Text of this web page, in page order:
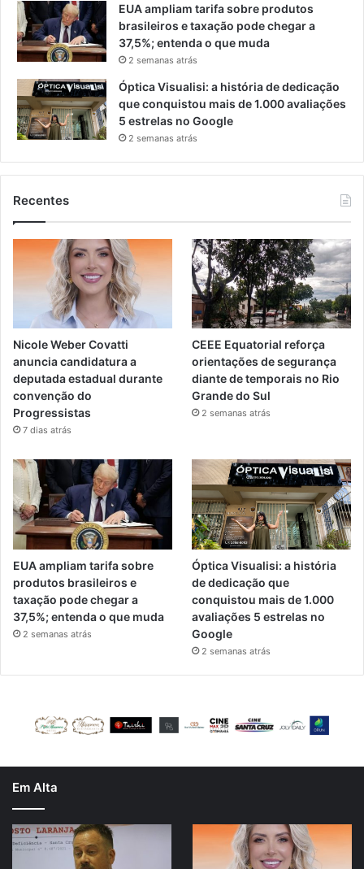
EUA ampliam tarifa sobre produtos
brasileiros e taxação pode chegar a
37,5%; entenda o que muda
2 semanas atrás
Óptica Visualisi: a história de dedicação
que conquistou mais de 1.000 avaliações
5 estrelas no Google
2 semanas atrás
Recentes
Nicole Weber Covatti
anuncia candidatura a
deputada estadual durante
convenção do
Progressistas
7 dias atrás
CEEE Equatorial reforça
orientações de segurança
diante de temporais no Rio
Grande do Sul
2 semanas atrás
EUA ampliam tarifa sobre
produtos brasileiros e
taxação pode chegar a
37,5%; entenda o que muda
2 semanas atrás
Óptica Visualisi: a história
de dedicação que
conquistou mais de 1.000
avaliações 5 estrelas no
Google
2 semanas atrás
Em Alta